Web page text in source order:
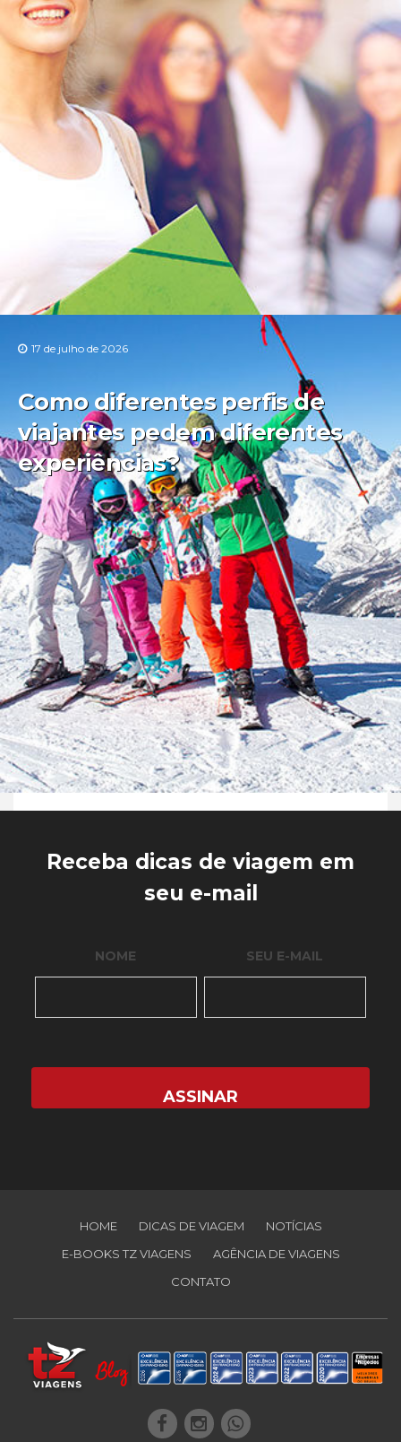
17 de julho de 2026
Como diferentes perfis de
viajantes pedem diferentes
experiências?
Receba dicas de viagem em
seu e-mail
NOME SEU E-MAIL
HOME DICAS DE VIAGEM
NOTÍCIAS
E-BOOKS TZ VIAGENS
AGÊNCIA DE VIAGENS
CONTATO